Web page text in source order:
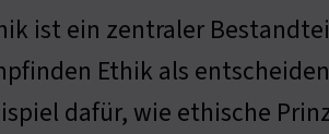
ist ein zentraler
Ethik als
dafür, wie ethische